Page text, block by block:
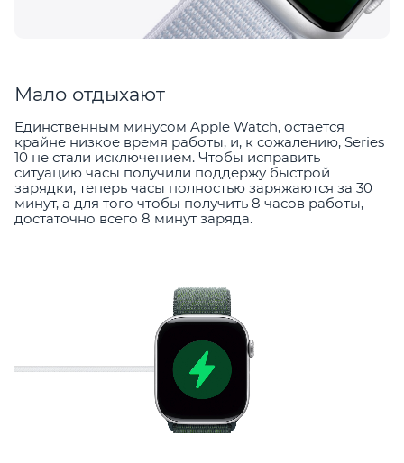
Мало отдыхают
Единственным минусом Apple Watch, остается
крайне низкое время работы, и, к сожалению, Series
10 не стали исключением. Чтобы исправить
ситуацию часы получили поддержу быстрой
зарядки, теперь часы полностью заряжаются за 30
минут, а для того чтобы получить 8 часов работы,
достаточно всего 8 минут заряда.